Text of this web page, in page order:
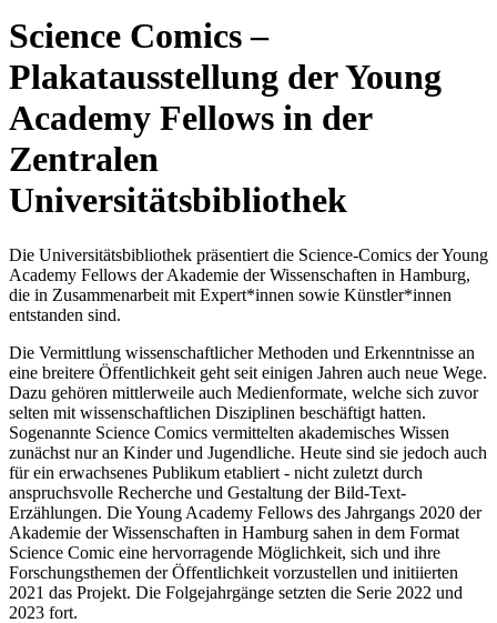
Science Comics –
Plakatausstellung der Young
Academy Fellows in der
Zentralen
Universitätsbibliothek
Die Universitätsbibliothek präsentiert die Science-Comics der Young
Academy Fellows der Akademie der Wissenschaften in Hamburg,
die in Zusammenarbeit mit Expert*innen sowie Künstler*innen
entstanden sind.
Die Vermittlung wissenschaftlicher Methoden und Erkenntnisse an
eine breitere Öffentlichkeit geht seit einigen Jahren auch neue Wege.
Dazu gehören mittlerweile auch Medienformate, welche sich zuvor
selten mit wissenschaftlichen Disziplinen beschäftigt hatten.
Sogenannte Science Comics vermittelten akademisches Wissen
zunächst nur an Kinder und Jugendliche. Heute sind sie jedoch auch
für ein erwachsenes Publikum etabliert - nicht zuletzt durch
anspruchsvolle Recherche und Gestaltung der Bild-Text-
Erzählungen. Die Young Academy Fellows des Jahrgangs 2020 der
Akademie der Wissenschaften in Hamburg sahen in dem Format
Science Comic eine hervorragende Möglichkeit, sich und ihre
Forschungsthemen der Öffentlichkeit vorzustellen und initiierten
2021 das Projekt. Die Folgejahrgänge setzten die Serie 2022 und
2023 fort.